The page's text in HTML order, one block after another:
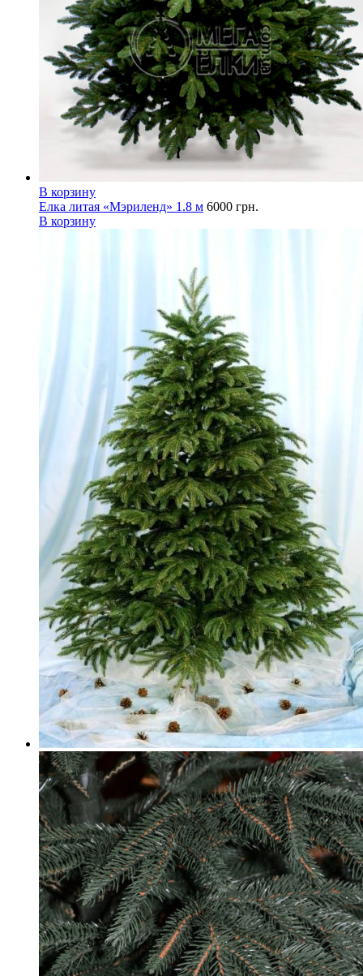
В корзину
Елка литая «Мэриленд» 1.8 м 6000 грн.
В корзину